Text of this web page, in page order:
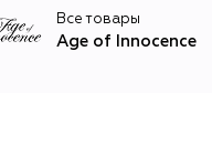
Все товары
Age of Innocence